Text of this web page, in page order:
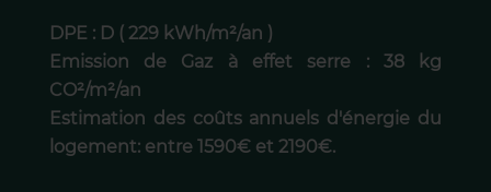
DPE : D ( 229 kWh/m²/an )
Emission de Gaz à effet serre : 38 kg
CO²/m²/an
Estimation des coûts annuels d'énergie du
logement: entre 1590€ et 2190€.